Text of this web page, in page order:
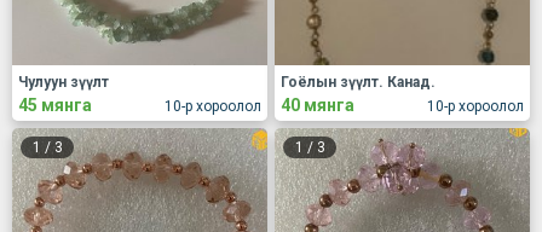
10-р хороолол
Чулуун зүүлт
45 мянга 10-р хороолол
Гоёлын зүүлт. Канад.
40 мянга
1 / 3 1 / 3